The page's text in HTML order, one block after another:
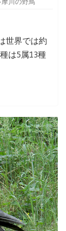
世界では約
は5属13種